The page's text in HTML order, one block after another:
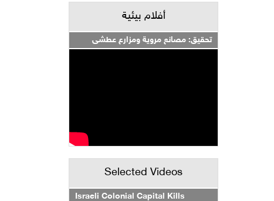
أفلام بيئية
تحقيق: مصانع مروية ومزارع عطشى
Selected Videos
Israeli Colonial Capital Kills